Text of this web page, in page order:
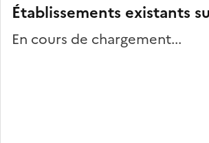
Établissements existants
En cours de chargement...